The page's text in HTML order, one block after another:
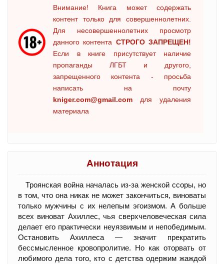
Внимание! Книга может содержать
контент только для совершеннолетних.
Для несовершеннолетних просмотр
данного контента СТРОГО ЗАПРЕЩЕН!
Если в книге присутствует наличие
пропаганды ЛГБТ и другого,
запрещенного контента - просьба
написать на почту
kniger.com@gmail.com для удаления
материала
Аннотация
Троянская война началась из-за женской ссоры, но
в том, что она никак не может закончиться, виноваты
только мужчины с их нелепым эгоизмом. А больше
всех виноват Ахиллес, чья сверхчеловеческая сила
делает его практически неуязвимым и непобедимым.
Остановить Ахиллеса — значит прекратить
бессмысленное кровопролитие. Но как оторвать от
любимого дела того, кто с детства одержим жаждой